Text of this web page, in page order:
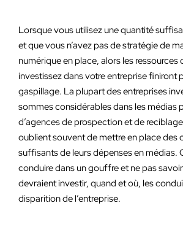
Lorsque vous utilisez une quantité
et que vous n’avez pas de stratégie de
numérique en place, alors les ressources
investissez dans votre entreprise finiront
gaspillage. La plupart des entreprises
sommes considérables dans les médias
d’agences de prospection et de
oublient souvent de mettre en place des
suffisants de leurs dépenses en médias.
conduire dans un gouffre et ne pas
devraient investir, quand et où, les
disparition de l’entreprise.